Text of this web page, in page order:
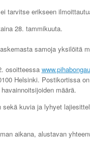
tarvitse erikseen
28. tammikuuta.
samoja yksilöitä
osoitteessa
Helsinki. Postikortissa
määrä.
sekä kuvia ja lyhyet
aikana, alustavan